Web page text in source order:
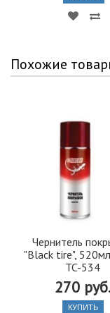
Похожие
Чернитель
"Black tire",
TC-534
270
КУПИТЬ